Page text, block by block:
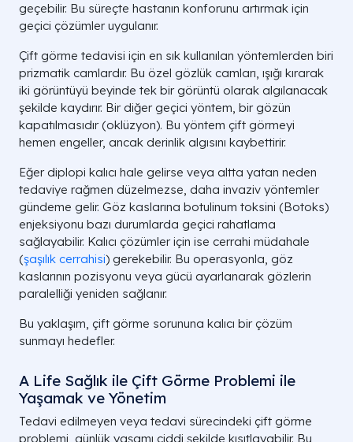
geçebilir. Bu süreçte hastanın konforunu artırmak için
geçici çözümler uygulanır.
Çift görme tedavisi için en sık kullanılan yöntemlerden biri
prizmatik camlardır. Bu özel gözlük camları, ışığı kırarak
iki görüntüyü beyinde tek bir görüntü olarak algılanacak
şekilde kaydırır. Bir diğer geçici yöntem, bir gözün
kapatılmasıdır (oklüzyon). Bu yöntem çift görmeyi
hemen engeller, ancak derinlik algısını kaybettirir.
Eğer diplopi kalıcı hale gelirse veya altta yatan neden
tedaviye rağmen düzelmezse, daha invaziv yöntemler
gündeme gelir. Göz kaslarına botulinum toksini (Botoks)
enjeksiyonu bazı durumlarda geçici rahatlama
sağlayabilir. Kalıcı çözümler için ise cerrahi müdahale
(şaşılık cerrahisi) gerekebilir. Bu operasyonla, göz
kaslarının pozisyonu veya gücü ayarlanarak gözlerin
paralelliği yeniden sağlanır.
Bu yaklaşım, çift görme sorununa kalıcı bir çözüm
sunmayı hedefler.
A Life Sağlık ile Çift Görme Problemi ile
Yaşamak ve Yönetim
Tedavi edilmeyen veya tedavi sürecindeki çift görme
problemi, günlük yaşamı ciddi şekilde kısıtlayabilir. Bu